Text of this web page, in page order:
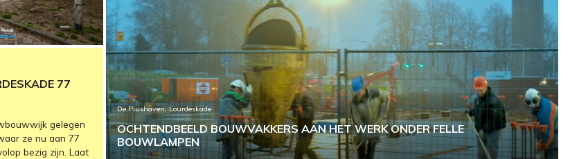
77
gelegen
ze nu aan 77
bezig zijn. Laat
De Piushaven, Lourdeskade
OCHTENDBEELD BOUWVAKKERS AAN HET WERK ONDER FELLE
BOUWLAMPEN